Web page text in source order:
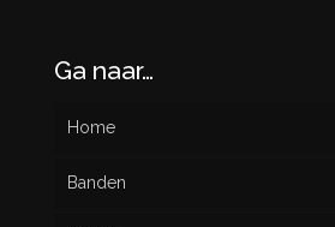
Ga naar…
Home
Banden